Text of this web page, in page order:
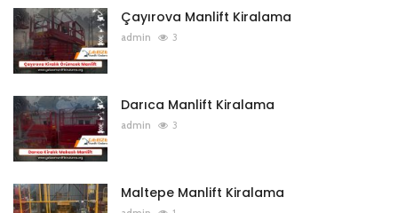
Çayırova Manlift Kiralama
admin 3
Darıca Manlift Kiralama
admin 3
Maltepe Manlift Kiralama